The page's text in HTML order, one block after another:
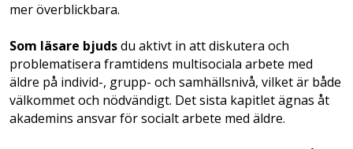
mer överblickbara.
Som läsare bjudsdu aktivt in att diskutera och
problematisera framtidens multi­sociala arbete med
äldre på individ-, grupp- och samhällsnivå, vilket är både
välkommet och nödvändigt. Det sista kapitlet ägnas åt
akademins ansvar för socialt arbete med äldre.